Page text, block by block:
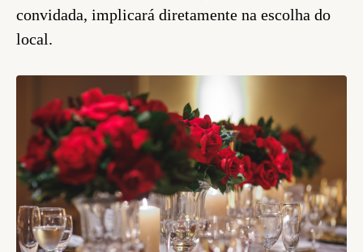
convidada, implicará diretamente na escolha do
local.